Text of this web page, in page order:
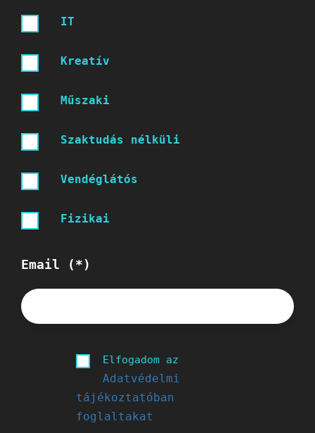
IT
Kreatív
Műszaki
Szaktudás nélküli
Vendéglátós
Fizikai
Email (*)
Elfogadom az
Adatvédelmi
tájékoztatóban
foglaltakat